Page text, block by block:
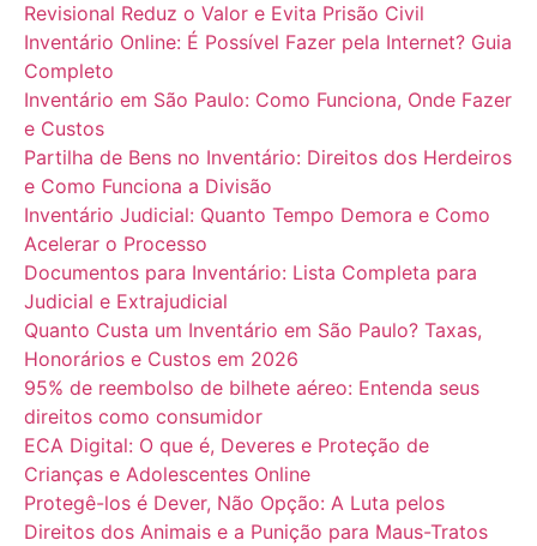
Revisional Reduz o Valor e Evita Prisão Civil
Inventário Online: É Possível Fazer pela Internet? Guia
Completo
Inventário em São Paulo: Como Funciona, Onde Fazer
e Custos
Partilha de Bens no Inventário: Direitos dos Herdeiros
e Como Funciona a Divisão
Inventário Judicial: Quanto Tempo Demora e Como
Acelerar o Processo
Documentos para Inventário: Lista Completa para
Judicial e Extrajudicial
Quanto Custa um Inventário em São Paulo? Taxas,
Honorários e Custos em 2026
95% de reembolso de bilhete aéreo: Entenda seus
direitos como consumidor
ECA Digital: O que é, Deveres e Proteção de
Crianças e Adolescentes Online
Protegê-los é Dever, Não Opção: A Luta pelos
Direitos dos Animais e a Punição para Maus-Tratos